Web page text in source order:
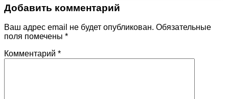
Добавить комментарий
Ваш адрес email не будет опубликован. Обязательные
поля помечены *
Комментарий *